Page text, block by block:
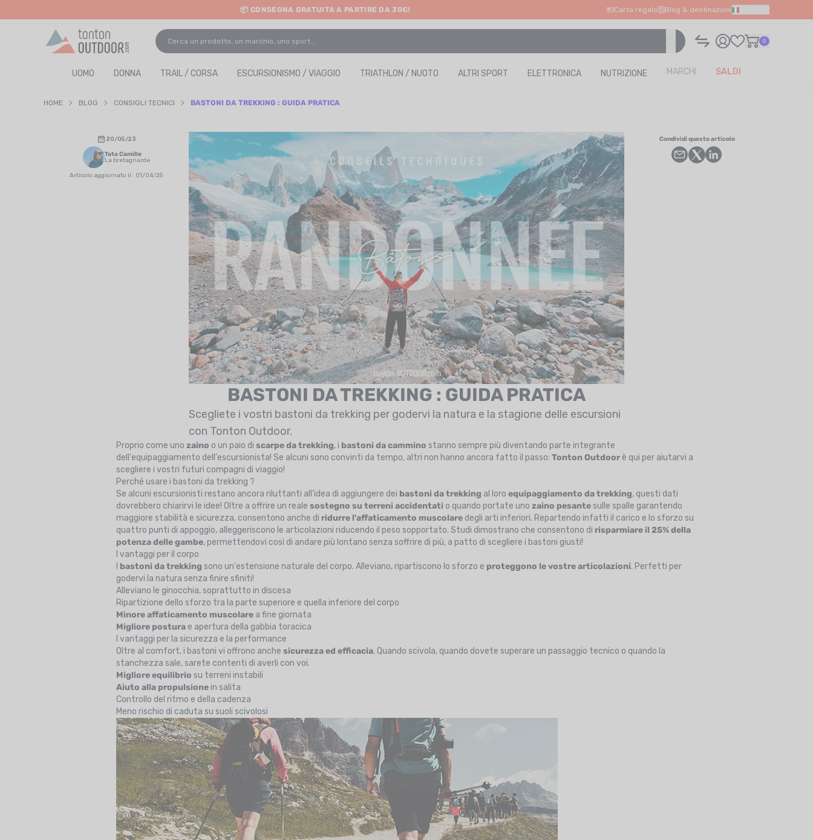
content
📦 CONSEGNA GRATUITA A PARTIRE DA 30€! Carta regalo Blog & destinazioni Italiano
0
UOMO DONNA TRAIL / CORSA ESCURSIONISMO / VIAGGIO TRIATHLON / NUOTO ALTRI SPORT ELETTRONICA NUTRIZIONE MARCHI SALDI
HOME BLOG CONSIGLI TECNICI BASTONI DA TREKKING : GUIDA PRATICA
20/05/23
Tata Camille
La bretagnarde
Articolo aggiornato il : 01/04/25
BASTONI DA TREKKING : GUIDA PRATICA
Scegliete i vostri bastoni da trekking per godervi la natura e la stagione delle escursioni
con Tonton Outdoor.
Condividi questo articolo
Proprio come uno zaino o un paio di scarpe da trekking, i bastoni da cammino stanno sempre più diventando parte integrante
dell'equipaggiamento dell'escursionista! Se alcuni sono convinti da tempo, altri non hanno ancora fatto il passo: Tonton Outdoor è qui per aiutarvi a
scegliere i vostri futuri compagni di viaggio!
Perché usare i bastoni da trekking ?
Se alcuni escursionisti restano ancora riluttanti all'idea di aggiungere dei bastoni da trekking al loro equipaggiamento da trekking, questi dati
dovrebbero chiarirvi le idee! Oltre a offrire un reale sostegno su terreni accidentati o quando portate uno zaino pesantesulle spalle garantendo
maggiore stabilità e sicurezza, consentono anche di ridurre l'affaticamento muscolare degli arti inferiori. Repartendo infatti il carico e lo sforzo su
quattro punti di appoggio, alleggeriscono le articolazioni riducendo il peso sopportato. Studi dimostrano che consentono di risparmiare il 25% della
potenza delle gambe, permettendovi così di andare più lontano senza soffrire di più, a patto di scegliere i bastoni giusti!
I vantaggi per il corpo
bastoni da trekking sono un'estensione naturale del corpo. Alleviano, ripartiscono lo sforzo e proteggono le vostre articolazioni. Perfetti per
godervi la natura senza finire sfiniti!
Alleviano le ginocchia, soprattutto in discesa
Ripartizione dello sforzo tra la parte superiore e quella inferiore del corpo
Minore affaticamento muscolare a fine giornata
Migliore postura e apertura della gabbia toracica
I vantaggi per la sicurezza e la performance
Oltre al comfort, i bastoni vi offrono anche sicurezza ed efficacia. Quando scivola, quando dovete superare un passaggio tecnico o quando la
stanchezza sale, sarete contenti di averli con voi.
Migliore equilibrio su terreni instabili
Aiuto alla propulsione in salita
Controllo del ritmo e della cadenza
Meno rischio di caduta su suoli scivolosi